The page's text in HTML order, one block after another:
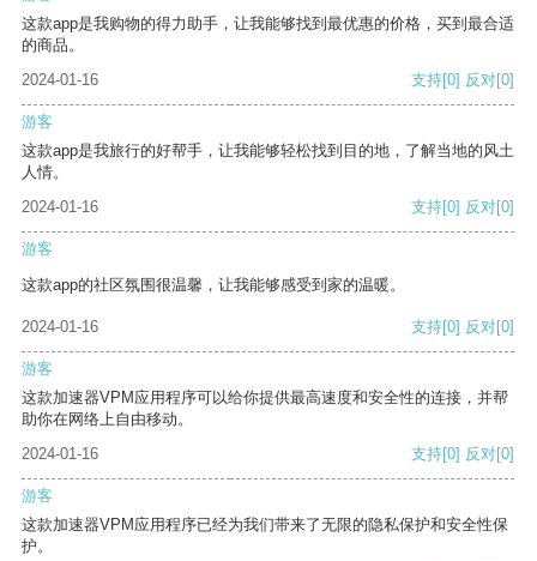
这款app是我购物的得力助手，让我能够找到最优惠的价格，买到最合适
的商品。
2024-01-16
支持[0] 反对[0]
游客
这款app是我旅行的好帮手，让我能够轻松找到目的地，了解当地的风土
人情。
2024-01-16
支持[0] 反对[0]
游客
这款app的社区氛围很温馨，让我能够感受到家的温暖。
2024-01-16 支持[0] 反对[0]
游客
这款加速器VPM应用程序可以给你提供最高速度和安全性的连接，并帮
助你在网络上自由移动。
2024-01-16
支持[0] 反对[0]
游客
这款加速器VPM应用程序已经为我们带来了无限的隐私保护和安全性保
护。